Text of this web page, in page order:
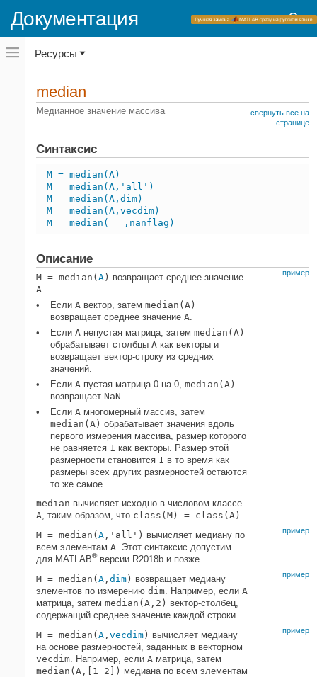
Документация
Переключатель
навигационного
меню
переключатель
навигационного
MATLAB
НА ЭТОЙ СТРАНИЦЕ
Синтаксис
Описание
Алгоритмы
Расширенные возможности
Смотрите также
Ресурсы
median
Медианное значение массива
свернуть все на
странице
Синтаксис
M = median(A)
M = median(A,'all')
M = median(A,dim)
M = median(A,vecdim)
M = median(
,nanflag)
Описание
пример
M = median( A ) возвращает среднее значение
A.
Если A вектор, затем median(A)
возвращает среднее значение A.
Если A непустая матрица, затем median(A)
обрабатывает столбцы A как векторы и
возвращает вектор-строку из средних
значений.
Если A пустая матрица 0 на 0, median(A)
возвращает NaN.
Если A многомерный массив, затем
median(A) обрабатывает значения вдоль
первого измерения массива, размер которого
не равняется 1 как векторы. Размер этой
размерности становится 1 в то время как
размеры всех других размерностей остаются
то же самое.
median вычисляет исходно в числовом классе
A, таким образом, что class(M) = class(A) .
пример
M = median( A , 'all' ) вычисляет медиану по
всем элементам A. Этот синтаксис допустим
для MATLAB®версии R2018b и позже.
пример
M = median( A , dim ) возвращает медиану
элементов по измерению dim. Например, если A
матрица, затем median(A,2) вектор-столбец,
содержащий среднее значение каждой строки.
пример
M = median( A , vecdim ) вычисляет медиану
на основе размерностей, заданных в векторном
vecdim. Например, если A матрица, затем
median(A,[1 2]) медиана по всем элементам